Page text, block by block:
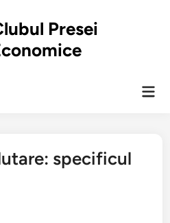
Presei
specificul